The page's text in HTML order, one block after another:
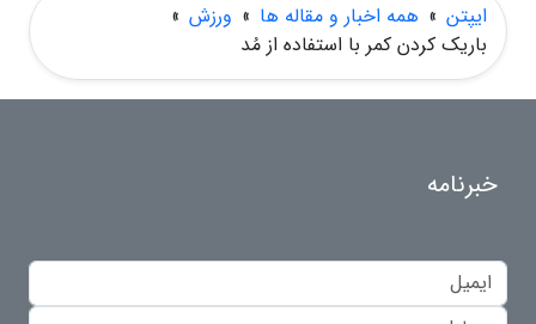
ایپتن » همه اخبار و مقاله ها » ورزش »
باریک کردن کمر با استفاده از مُد
خبرنامه